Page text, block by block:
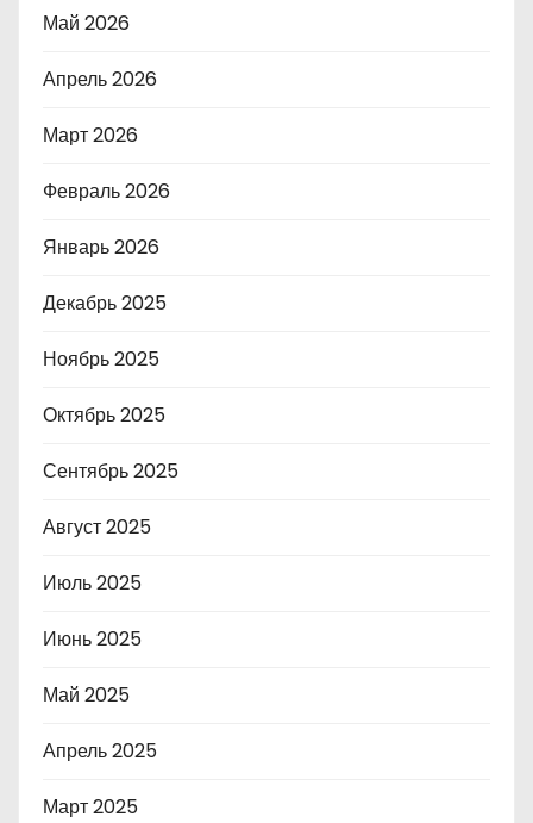
Май 2026
Апрель 2026
Март 2026
Февраль 2026
Январь 2026
Декабрь 2025
Ноябрь 2025
Октябрь 2025
Сентябрь 2025
Август 2025
Июль 2025
Июнь 2025
Май 2025
Апрель 2025
Март 2025